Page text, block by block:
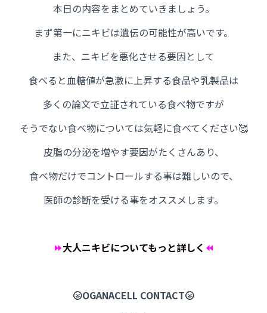
本日の内容をまとめていきましょう。
まず第一にニキビは遺伝の可能性が高いです。
また、ニキビを悪化させる要因として
食べると血糖値が急激に上昇する食品や乳製品は
多くの論文で立証されている食べ物ですが
そうでない食べ物については気軽に食べてください🥰
皮脂の分泌を増やす要因がたくさんあり、
食べ物だけでコントロールする事は難しいので、
医師の診断を受ける事をオススメします。
⏩大人ニキビについてもっと詳しく ⏪
🌝OGANACELL CONTACT🌝